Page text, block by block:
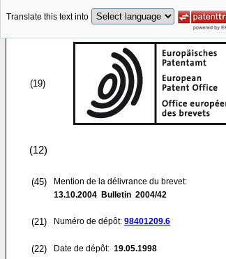
Translate this text into
(19)
(12)
(45)
Mention de la délivrance du brevet:
13.10.2004 Bulletin 2004/42
(21) Numéro de dépôt: 98401209.6
(22) Date de dépôt: 19.05.1998